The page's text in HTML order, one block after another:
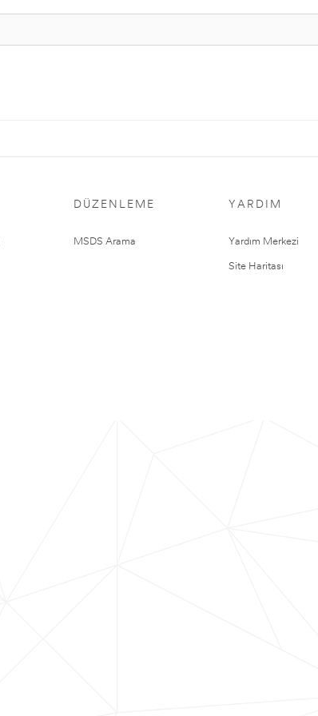
DÜZENLEME
MSDS Arama
YARDIM
Yardım Merkezi
Site Haritası